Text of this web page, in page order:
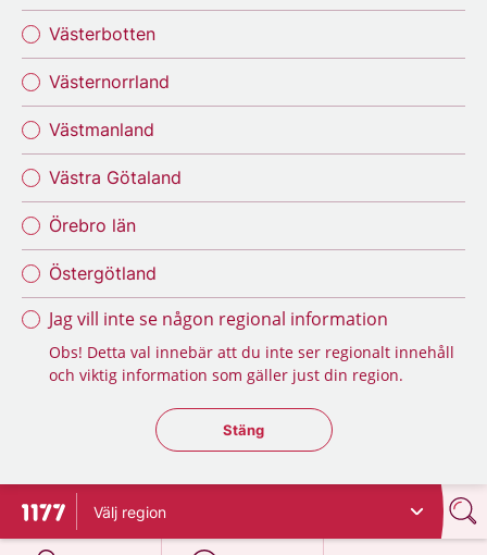
Västerbotten
Västernorrland
Västmanland
Västra Götaland
Örebro län
Östergötland
Jag vill inte se någon regional information
Obs! Detta val innebär att du inte ser regionalt innehåll
och viktig information som gäller just din region.
Stäng regionsväljaren
Stäng
Till startsidan för 1177
Välj region
på 1177.se
på 1177.se